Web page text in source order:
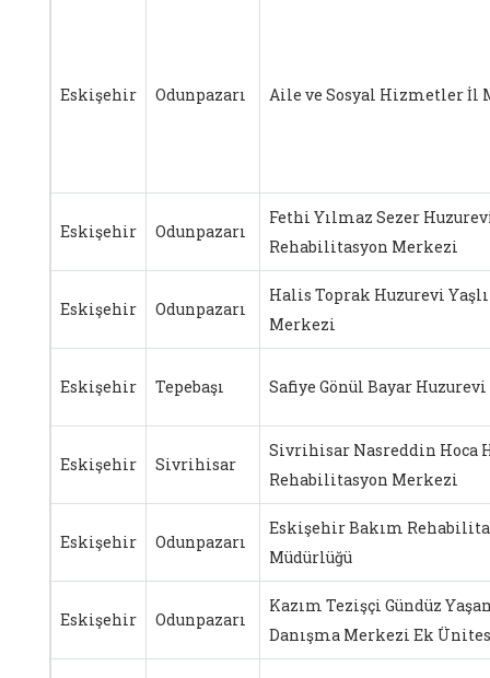
Eskişehir Odunpazarı Aile ve Sosyal Hizmetler İl
Eskişehir Odunpazarı
Fethi Yılmaz Sezer
Rehabilitasyon Merkezi
Eskişehir Odunpazarı
Halis Toprak Huzurevi
Merkezi
Eskişehir Tepebaşı Safiye Gönül Bayar Huzurevi
Eskişehir Sivrihisar
Sivrihisar Nasreddin Hoca
Rehabilitasyon Merkezi
Eskişehir Odunpazarı
Eskişehir Bakım
Müdürlüğü
Eskişehir Odunpazarı
Kazım Tezişçi Gündüz
Danışma Merkezi Ek